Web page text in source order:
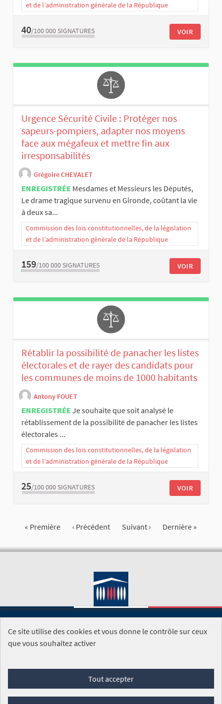
et de l’administration générale de la République
40/100 000 SIGNATURES VOIR
Urgence Sécurité Civile : Protéger nos
sapeurs-pompiers, adapter nos moyens
face aux mégafeux et mettre fin aux
irresponsabilités
Grégoire CHEVALET
ENREGISTRÉE Mesdames et Messieurs les Députés,
Le drame tragique survenu en Gironde, coûtant la vie
à deux sa...
Commission des lois constitutionnelles, de la législation
et de l’administration générale de la République
159/100 000 SIGNATURES VOIR
Rétablir la possibilité de panacher les listes
électorales et de rayer des candidats pour
les communes de moins de 1000 habitants
Antony FOUET
ENREGISTRÉE Je souhaite que soit analysé le
rétablissement de la possibilité de panacher les listes
électorales ...
Commission des lois constitutionnelles, de la législation
et de l’administration générale de la République
25/100 000 SIGNATURES VOIR
« Première ‹ Précédent Suivant › Dernière »
SITE DE L'ASSEMBLÉE NATIONALE
Foire aux questions
Conditions générales d'utilisation (CGU)
Mentions légales
Cookies
Ce site utilise des cookies et vous donne le contrôle sur ceux
que vous souhaitez activer
Tout accepter